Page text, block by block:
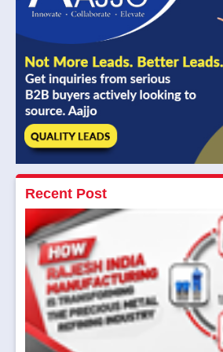
Recent Post